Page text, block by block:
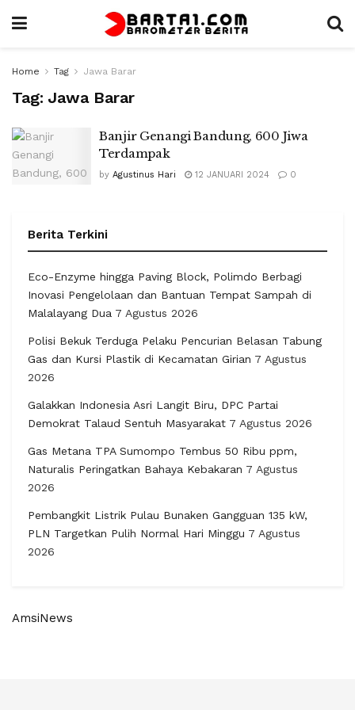
Home Tag Jawa Barar
Tag: Jawa Barar
Banjir Genangi Bandung, 600 Jiwa
Terdampak
by Agustinus Hari 12 JANUARI 2024 0
Berita Terkini
Eco-Enzyme hingga Paving Block, Polimdo Berbagi
Inovasi Pengelolaan dan Bantuan Tempat Sampah di
Malalayang Dua 7 Agustus 2026
Polisi Bekuk Terduga Pelaku Pencurian Belasan Tabung
Gas dan Kursi Plastik di Kecamatan Girian 7 Agustus
2026
Galakkan Indonesia Asri Langit Biru, DPC Partai
Demokrat Talaud Sentuh Masyarakat 7 Agustus 2026
Gas Metana TPA Sumompo Tembus 50 Ribu ppm,
Naturalis Peringatkan Bahaya Kebakaran 7 Agustus
2026
Pembangkit Listrik Pulau Bunaken Gangguan 135 kW,
PLN Targetkan Pulih Normal Hari Minggu 7 Agustus
2026
AmsiNews